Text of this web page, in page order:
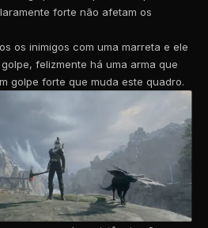
forte não afetam os
os inimigos com uma marreta e ele
felizmente há uma arma que
golpe forte que muda este quadro.